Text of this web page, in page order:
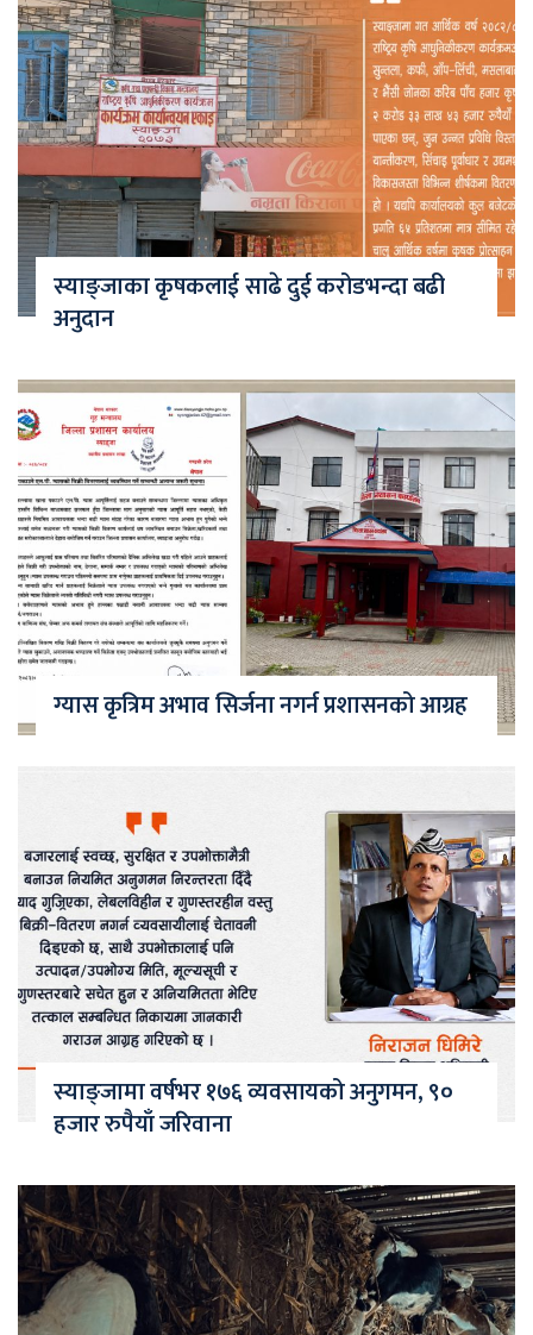
स्याङ्जाका कृषकलाई साढे दुई करोडभन्दा बढी
अनुदान
ग्यास कृत्रिम अभाव सिर्जना नगर्न प्रशासनको आग्रह
स्याङ्जामा वर्षभर १७६ व्यवसायको अनुगमन, ९०
हजार रुपैयाँ जरिवाना